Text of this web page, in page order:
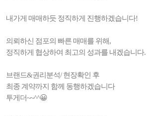
내가게 매매하듯 정직하게 진행하겠습니다!
의뢰하신 점포의 빠른 매매를 위해,
정직하게 협상하여 최고의 성과를 내겠습니다.
브랜드&권리분석/ 현장확인 후
최종 계약까지 함께 동행하겠습니다
투게더~~^^😀